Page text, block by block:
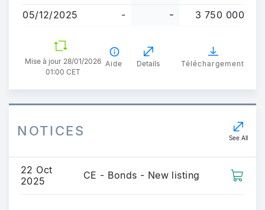
05/12/2025
- - 3 750 000
Mise à jour 28/01/2026
01:00 CET
Aide Details Téléchargement
NOTICES See All
22 Oct
2025
CE - Bonds - New listing